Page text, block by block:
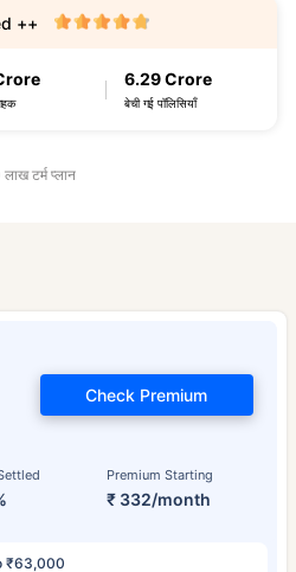
6.29 Crore
बेची गई पॉलिसियाँ
++
टर्म प्लान
Premium Starting
₹ 332/month
Check Premium
₹63,000